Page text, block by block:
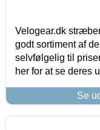
Velogear.dk
godt sortiment af
selvfølgelig til
her for at se deres
Se